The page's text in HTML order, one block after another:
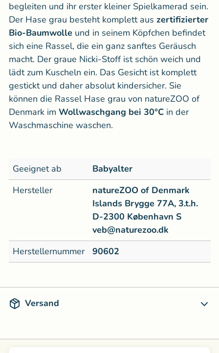
begleiten und ihr erster kleiner Spielkamerad sein.
Der Hase grau besteht komplett aus zertifizierter
Bio-Baumwolle und in seinem Köpfchen befindet
sich eine Rassel, die ein ganz sanftes Geräusch
macht. Der graue Nicki-Stoff ist schön weich und
lädt zum Kuscheln ein. Das Gesicht ist komplett
gestickt und daher absolut kindersicher. Sie
können die Rassel Hase grau von natureZOO of
Denmark im Wollwaschgang bei 30°C in der
Waschmaschine waschen.
Geeignet ab
Babyalter
Hersteller
natureZOO of Denmark
Islands Brygge 77A, 3.t.h.
D-2300 København S
veb@naturezoo.dk
Herstellernummer
90602
Versand